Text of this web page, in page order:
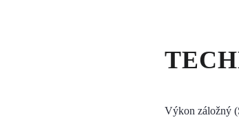
Výkon záložný